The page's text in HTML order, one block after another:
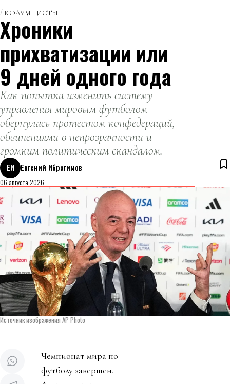
КОЛУМНИСТЫ
Хроники
прихватизации или
9 дней одного года
Как попытка изменить систему
управления мировым футболом
обернулась протестом конфедераций,
обвинениями в непрозрачности и
громким политическим скандалом.
ЕИ
Евгений Ибрагимов
06 августа 2026
Источник изображения AP Photo
Чемпионат мира по
футболу завершен.